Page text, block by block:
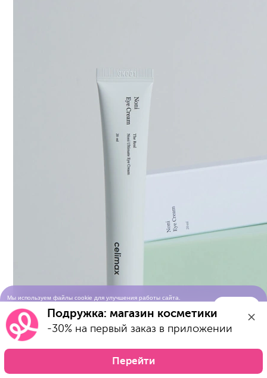
Мы используем файлы cookie для улучшения работы сайта.
использования cookie-файловПодружка: магазин косметики
-30% на первый заказ в приложении
Перейти